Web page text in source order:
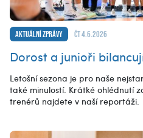
Aktuální zprávy čt 4.6.2026
Dorost a junioři
Letošní sezona je pro naše
také minulostí. Krátké ohlédnutí
trenérů najdete v naší reportáži.